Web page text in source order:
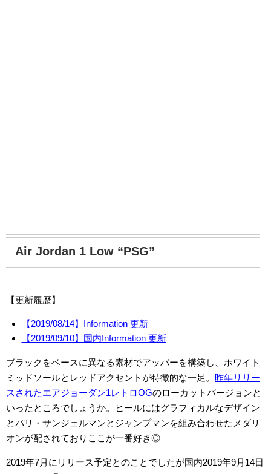
Air Jordan 1 Low “PSG”
【更新履歴】
【2019/08/14】Information 更新
【2019/09/10】国内Information 更新
ブラックをベースに異なる素材でアッパーを構築し、ホワイト
ミッドソールとレッドアクセントが特徴的な一足。 昨年リリー
スされたエアジョーダン1レトロOGのローカットバージョンと
いったところでしょうか。ヒールにはグラフィカルなデザイン
とパリ・サンジェルマンとジャンプマンを組み合わせたメダリ
オンが配されておりここが一番好き◎
2019年7月にリリース予定とのことでしたが国内2019年9月14日